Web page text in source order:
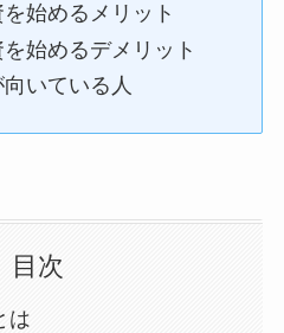
始めるメリット
始めるデメリット
いている人
目次
は